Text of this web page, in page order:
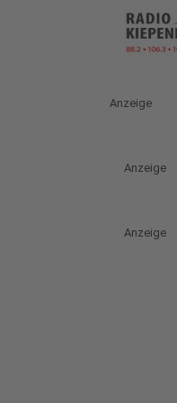
Anzeige
Anzeige
Anzeige